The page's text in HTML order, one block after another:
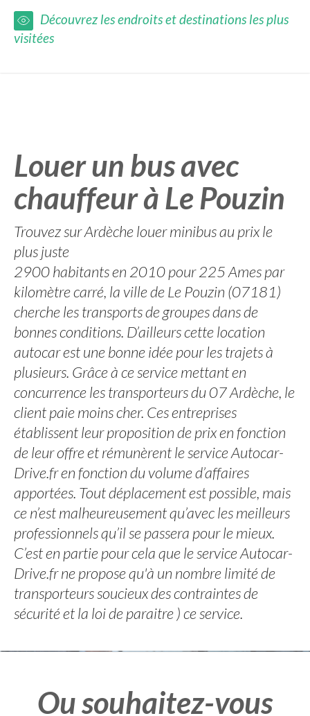
Découvrez les endroits et destinations les plus
visitées
Louer un bus avec
chauffeur à Le Pouzin
Trouvez sur Ardèche louer minibus au prix le
plus juste
2900 habitants en 2010 pour 225 Ames par
kilomètre carré, la ville de Le Pouzin (07181)
cherche les transports de groupes dans de
bonnes conditions. D’ailleurs cette location
autocar est une bonne idée pour les trajets à
plusieurs. Grâce à ce service mettant en
concurrence les transporteurs du 07 Ardèche, le
client paie moins cher. Ces entreprises
établissent leur proposition de prix en fonction
de leur offre et rémunèrent le service Autocar-
Drive.fr en fonction du volume d’affaires
apportées. Tout déplacement est possible, mais
ce n’est malheureusement qu’avec les meilleurs
professionnels qu’il se passera pour le mieux.
C’est en partie pour cela que le service Autocar-
Drive.fr ne propose qu'à un nombre limité de
transporteurs soucieux des contraintes de
sécurité et la loi de paraitre ) ce service.
Ou souhaitez-vous